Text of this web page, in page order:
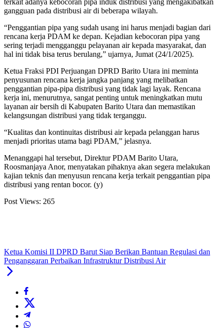
terkait adanya kebocoran pipa induk distribusi yang mengakibatkan
gangguan pada distribusi air di beberapa wilayah.
“Penggantian pipa yang sudah usang ini harus menjadi bagian dari
rencana kerja PDAM ke depan. Kejadian kebocoran pipa yang
sering terjadi mengganggu pelayanan air kepada masyarakat, dan
hal ini tidak bisa terus berulang,” ujarnya, Jumat (24/1/2025).
Ketua Fraksi PDI Perjuangan DPRD Barito Utara ini meminta
penyusunan rencana kerja jangka panjang yang melibatkan
penggantian pipa-pipa distribusi yang tidak lagi layak. Rencana
kerja ini, menurutnya, sangat penting untuk meningkatkan mutu
layanan air bersih di Kabupaten Barito Utara dan memastikan
kelangsungan distribusi yang tidak terganggu.
“Kualitas dan kontinuitas distribusi air kepada pelanggan harus
menjadi prioritas utama bagi PDAM,” jelasnya.
Menanggapi hal tersebut, Direktur PDAM Barito Utara,
Roosmanjaya Anor, menyatakan pihaknya akan segera melakukan
kajian teknis dan menyusun rencana kerja terkait penggantian pipa
distribusi yang rentan bocor. (y)
Post Views: 265
Ketua Komisi II DPRD Barut Siap Berikan Bantuan Regulasi dan
Penganggaran Perbaikan Infrastruktur Distribusi Air